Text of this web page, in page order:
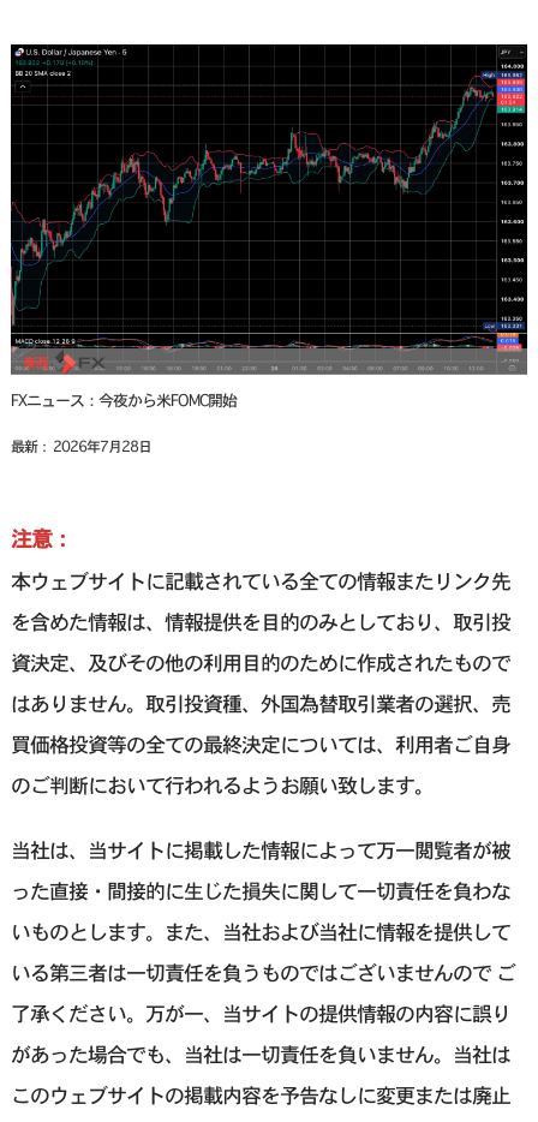
FXニュース：今夜から米FOMC開始
最新： 2026年7月28日
注意：
本ウェブサイトに記載されている全ての情報またリンク先
を含めた情報は、情報提供を目的のみとしており、取引投
資決定、及びその他の利用目的のために作成されたもので
はありません。取引投資種、外国為替取引業者の選択、売
買価格投資等の全ての最終決定については、利用者ご自身
のご判断において行われるようお願い致します。
当社は、当サイトに掲載した情報によって万一閲覧者が被
った直接・間接的に生じた損失に関して一切責任を負わな
いものとします。また、当社および当社に情報を提供して
いる第三者は一切責任を負うものではございませんので ご
了承ください。万が一、当サイトの提供情報の内容に誤り
があった場合でも、当社は一切責任を負いません。当社は
このウェブサイトの掲載内容を予告なしに変更または廃止